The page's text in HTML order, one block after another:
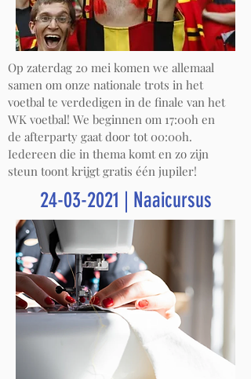
Op zaterdag 20 mei komen we allemaal
samen om onze nationale trots in het
voetbal te verdedigen in de finale van het
WK voetbal! We beginnen om 17:00h en
de afterparty gaat door tot 00:00h.
Iedereen die in thema komt en zo zijn
steun toont krijgt gratis één jupiler!
24-03-2021 | Naaicursus